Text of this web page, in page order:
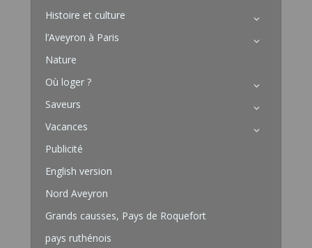
Histoire et culture
l’Aveyron à Paris
Nature
Où loger ?
Saveurs
Vacances
Publicité
English version
Nord Aveyron
Grands causses, Pays de Roquefort
pays ruthénois